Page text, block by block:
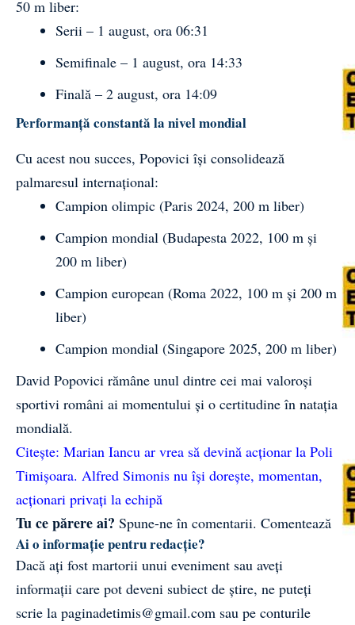
50 m liber:
Serii – 1 august, ora 06:31
Semifinale – 1 august, ora 14:33
Finală – 2 august, ora 14:09
Performanță constantă la nivel mondial
Cu acest nou succes, Popovici își consolidează
palmaresul internațional:
Campion olimpic (Paris 2024, 200 m liber)
Campion mondial (Budapesta 2022, 100 m și
200 m liber)
Campion european (Roma 2022, 100 m și 200 m
liber)
Campion mondial (Singapore 2025, 200 m liber)
David Popovici rămâne unul dintre cei mai valoroși
sportivi români ai momentului și o certitudine în natația
mondială.
Citește: Marian Iancu ar vrea să devină acționar la Poli
Timișoara. Alfred Simonis nu își dorește, momentan,
acționari privați la echipă
Tu ce părere ai? Spune-ne în comentarii. Comentează
Ai o informație pentru redacție?
Dacă ați fost martorii unui eveniment sau aveți
informații care pot deveni subiect de știre, ne puteți
scrie la paginadetimis@gmail.com sau pe conturile